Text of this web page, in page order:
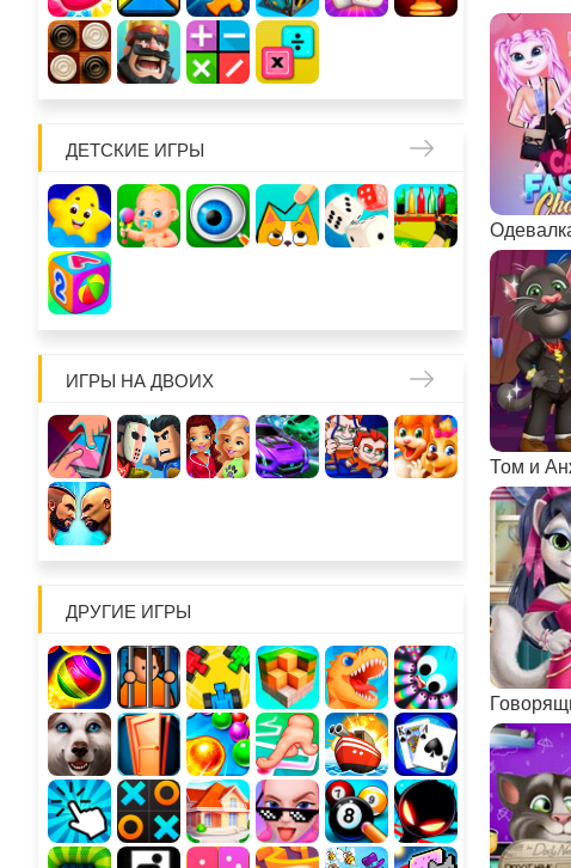
ДЕТСКИЕ ИГРЫ
ИГРЫ НА ДВОИХ
ДРУГИЕ ИГРЫ